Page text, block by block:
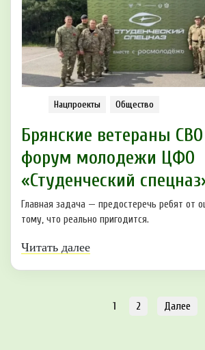
Нацпроекты Общество
Брянские ветераны
форум молодежи ЦФО
«Студенческий
Главная задача — предостеречь ребят от
тому, что реально пригодится.
Читать далее
1 2 Далее